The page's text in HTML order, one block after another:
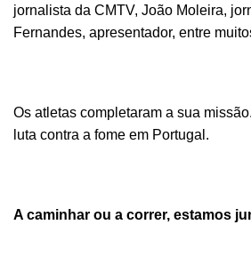
jornalista da CMTV, João Moleira,
Fernandes, apresentador, entre
Os atletas completaram a sua
luta contra a fome em Portugal.
A caminhar ou a correr, estamos